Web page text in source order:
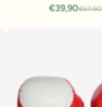
€39,90€57,90